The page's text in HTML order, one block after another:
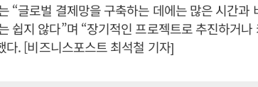
“글로벌 결제망을 구축하는 데에는 많은 시간과
쉽지 않다”며 “장기적인 프로젝트로 추진하거
다. [비즈니스포스트 최석철 기자]